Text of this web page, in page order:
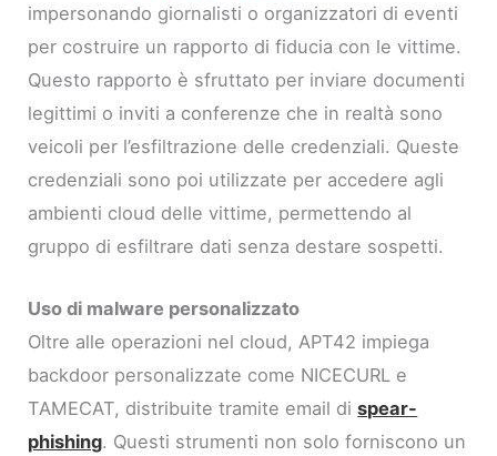
impersonando giornalisti o organizzatori di eventi
per costruire un rapporto di fiducia con le vittime.
Questo rapporto è sfruttato per inviare documenti
legittimi o inviti a conferenze che in realtà sono
veicoli per l’esfiltrazione delle credenziali. Queste
credenziali sono poi utilizzate per accedere agli
ambienti cloud delle vittime, permettendo al
gruppo di esfiltrare dati senza destare sospetti.
Uso di malware personalizzato
Oltre alle operazioni nel cloud, APT42 impiega
backdoor personalizzate come NICECURL e
TAMECAT, distribuite tramite email dispear-
phishing. Questi strumenti non solo forniscono un